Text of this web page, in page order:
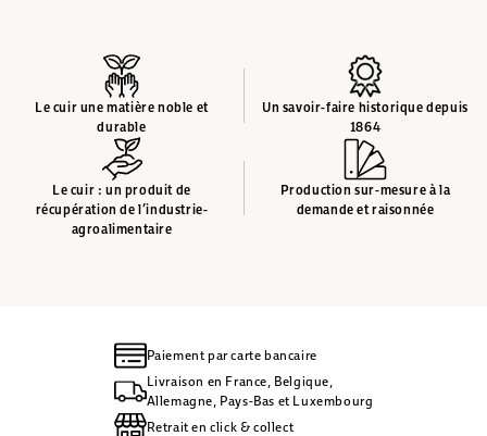
Le cuir une matière noble et
durable
Un savoir-faire historique depuis
1864
Le cuir : un produit de
récupération de l’industrie-
agroalimentaire
Production sur-mesure à la
demande et raisonnée
Paiement par carte bancaire
Livraison en France, Belgique,
Allemagne, Pays-Bas et Luxembourg
Retrait en click & collect